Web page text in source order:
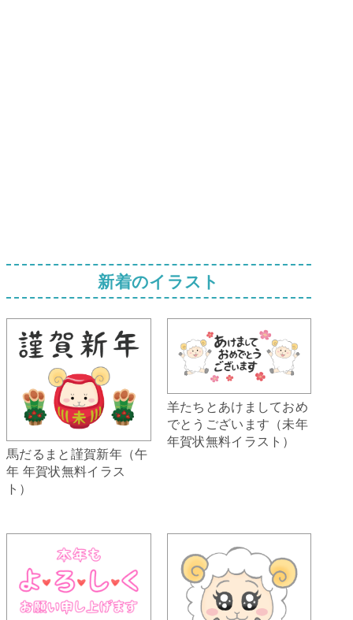
新着のイラスト
馬だるまと謹賀新年（午
年 年賀状無料イラス
ト）
羊たちとあけましておめ
でとうございます（未年
年賀状無料イラスト）